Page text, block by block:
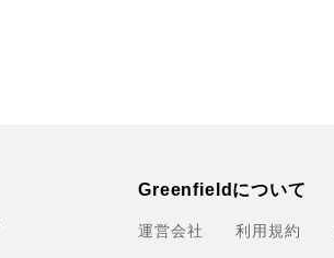
Greenfieldについて
運営会社 利用規約